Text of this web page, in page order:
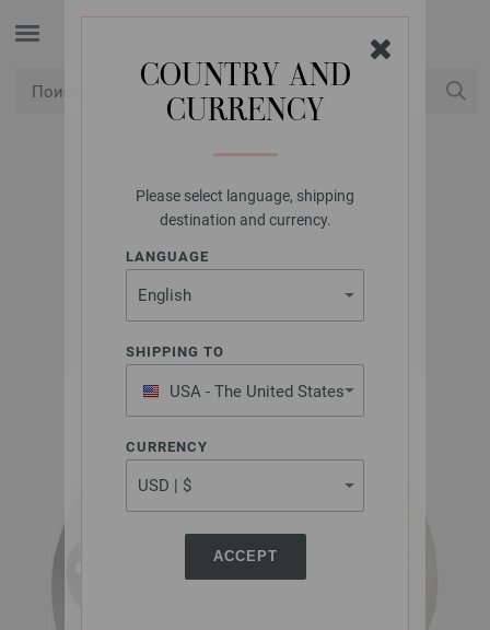
COUNTRY AND
CURRENCY
Please select language, shipping
destination and currency.
LANGUAGE
SHIPPING TO
USA - The United States
of America
CURRENCY
ACCEPT
LANA GROSSA
GLAMCOT